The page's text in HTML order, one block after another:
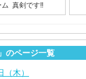
真剣です‼︎
のページ一覧
木）